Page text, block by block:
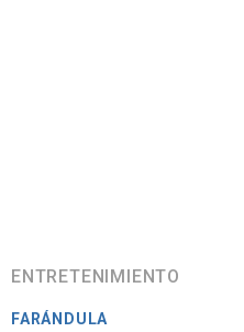
ENTRETENIMIENTO
FARÁNDULA